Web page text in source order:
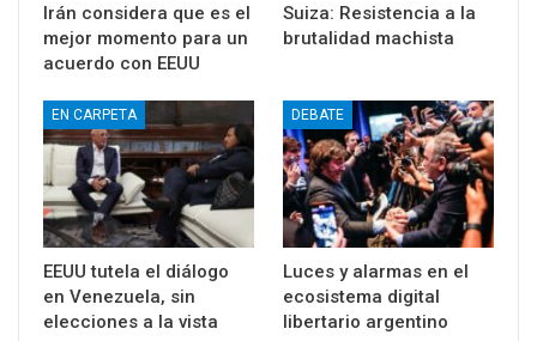
Irán considera que es el
mejor momento para un
acuerdo con EEUU
Suiza: Resistencia a la
brutalidad machista
EN CARPETA
EEUU tutela el diálogo
en Venezuela, sin
elecciones a la vista
DEBATE
Luces y alarmas en el
ecosistema digital
libertario argentino